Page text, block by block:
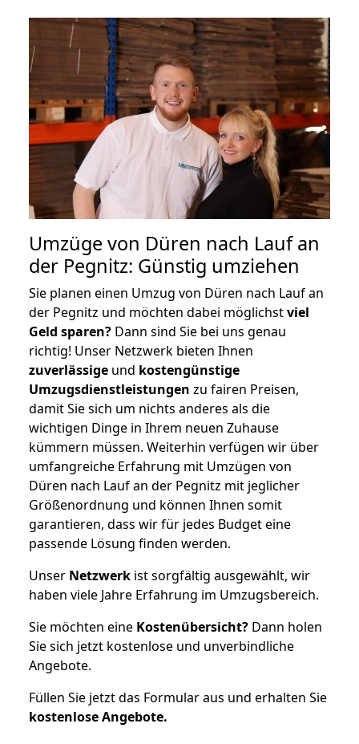
Umzüge von Düren nach Lauf an
der Pegnitz: Günstig umziehen
Sie planen einen Umzug von Düren nach Lauf an
der Pegnitz und möchten dabei möglichstviel
Geld sparen? Dann sind Sie bei uns genau
richtig! Unser Netzwerk bieten Ihnen
zuverlässige und kostengünstige
Umzugsdienstleistungen zu fairen Preisen,
damit Sie sich um nichts anderes als die
wichtigen Dinge in Ihrem neuen Zuhause
kümmern müssen. Weiterhin verfügen wir über
umfangreiche Erfahrung mit Umzügen von
Düren nach Lauf an der Pegnitz mit jeglicher
Größenordnung und können Ihnen somit
garantieren, dass wir für jedes Budget eine
passende Lösung finden werden.
Unser Netzwerk ist sorgfältig ausgewählt, wir
haben viele Jahre Erfahrung im Umzugsbereich.
Sie möchten eine Kostenübersicht? Dann holen
Sie sich jetzt kostenlose und unverbindliche
Angebote.
Füllen Sie jetzt das Formular aus und erhalten Sie
kostenloseAngebote.